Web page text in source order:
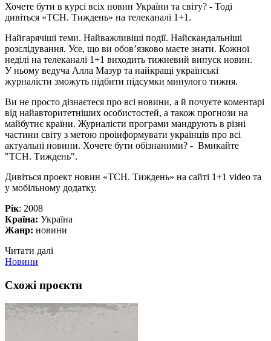
Хочете бути в курсі всіх новин України та світу? - Тоді
дивіться «ТСН. Тиждень» на телеканалі 1+1.
Найгарячіші теми. Найважливіші події. Найскандальніші
розслідування. Усе, що ви обов’язково маєте знати. Кожної
неділі на телеканалі 1+1 виходить тижневий випуск новин.
У ньому ведуча Алла Мазур та найкращі українські
журналісти зможуть підбити підсумки минулого тижня.
Ви не просто дізнаєтеся про всі новини, а й почуєте коментарі
від найавторитетніших особистостей, а також прогнози на
майбутнє країни. Журналісти програми мандрують в різні
частини світу з метою проінформувати українців про всі
актуальні новини. Хочете бути обізнаними? - Вмикайте
"ТСН. Тиждень".
Дивіться проект новин «ТСН. Тиждень» на сайті 1+1 video та
у мобільному додатку.
Рік: 2008
Країна: Україна
Жанр: новини
Читати далі
Новини
Схожі проєкти